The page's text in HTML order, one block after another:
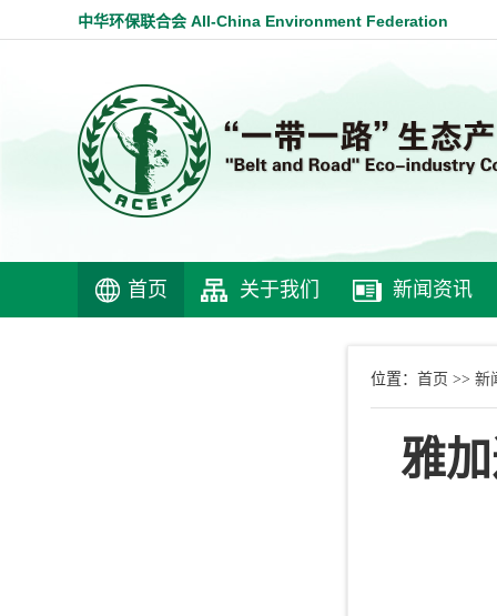
中华环保联合会 All-China Environment Federation
首页 关于我们 新闻资讯
位置： 首页 >> 新
雅